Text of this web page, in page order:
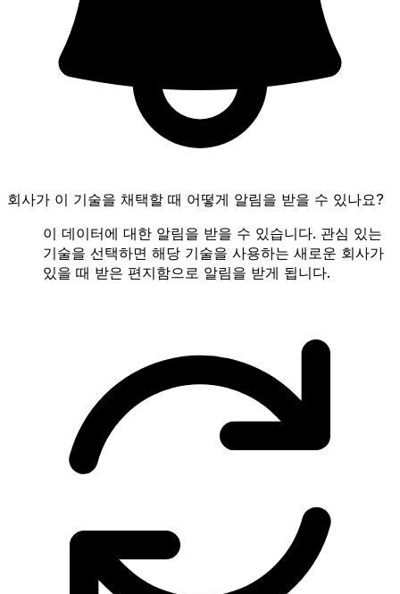
회사가 이 기술을 채택할 때 어떻게 알림을 받을 수 있나요?
이 데이터에 대한 알림을 받을 수 있습니다. 관심 있는
기술을 선택하면 해당 기술을 사용하는 새로운 회사가
있을 때 받은 편지함으로 알림을 받게 됩니다.